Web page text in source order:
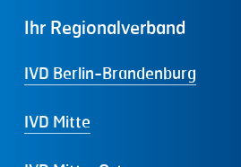
Ihr Regionalverband
IVD Berlin-Brandenburg
IVD Mitte